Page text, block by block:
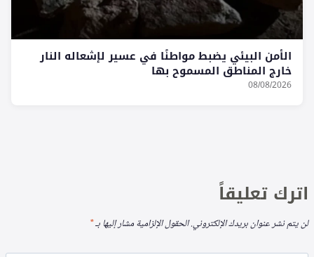
الأمن البيئي يضبط مواطنًا في عسير لإشعاله النار
خارج المناطق المسموح بها
08/08/2026
اترك تعليقاً
لن يتم نشر عنوان بريدك الإلكتروني.الحقول الإلزامية مشار إليها بـ*